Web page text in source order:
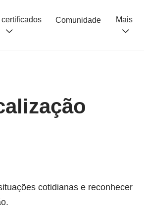
Cursos certificados Comunidade Mais
cotidianas e reconhecer